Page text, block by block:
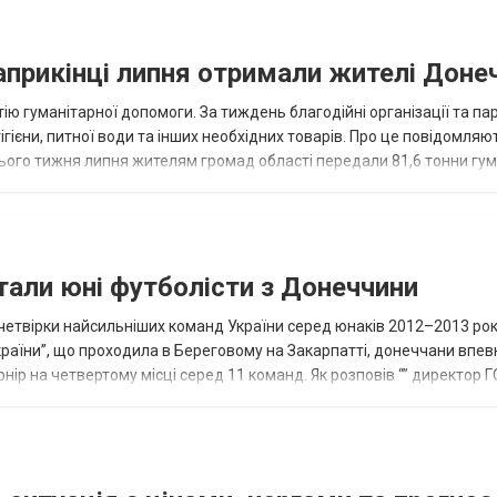
липня отримали жителі
гуманітарної допомоги. За тиждень благодійні організації та
питної води та інших необхідних товарів. Про це
тижня липня жителям громад області передали 81,6 тонни
юні футболісти з Донеччини
найсильніших команд України серед юнаків 2012–2013
що проходила в Береговому на Закарпатті, донеччани
на четвертому місці серед 11 команд. Як розповів “” директор